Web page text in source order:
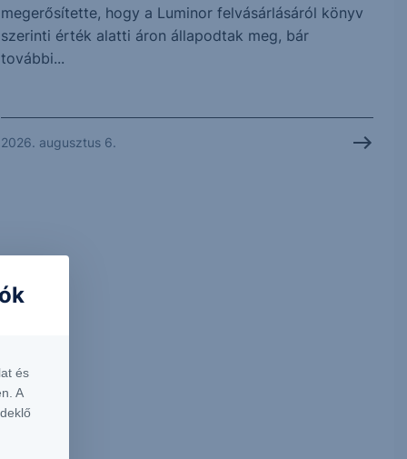
megerősítette, hogy a Luminor felvásárlásáról könyv
szerinti érték alatti áron állapodtak meg, bár
további...
2026. augusztus 6.
és
A